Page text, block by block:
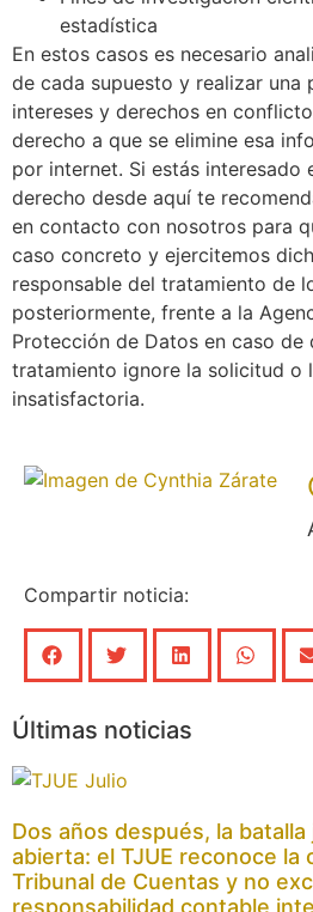
estadística
En estos casos es necesario
de cada supuesto y realizar una
intereses y derechos en
derecho a que se elimine esa
por internet. Si estás interesado
derecho desde aquí te
en contacto con nosotros para
caso concreto y ejercitemos
responsable del tratamiento de
posteriormente, frente a la
Protección de Datos en caso de
tratamiento ignore la solicitud o
insatisfactoria.
Compartir noticia:
Últimas noticias
Dos años después, la
abierta: el TJUE reconoce la
Tribunal de Cuentas y no
responsabilidad contable